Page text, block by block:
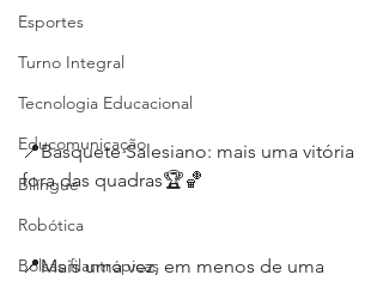
Esportes
Turno Integral
Tecnologia Educacional
Educomunicação
Bilíngue
Robótica
Bolsas filantrópicas
📍Basquete Salesiano: mais uma vitória
fora das quadras🏆🏀
📍Mais uma vez, em menos de uma